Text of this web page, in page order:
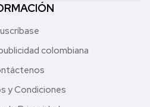
colombiana
y Condiciones